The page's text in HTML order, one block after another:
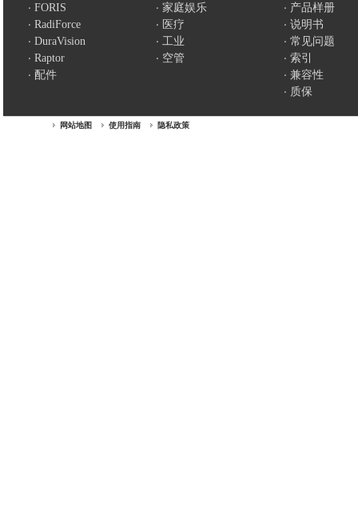
FORIS
RadiForce
DuraVision
Raptor
配件
家庭娱乐
医疗
工业
空管
产品样册
说明书
常见问题
索引
兼容性
质保
网站地图 使用指南 隐私政策